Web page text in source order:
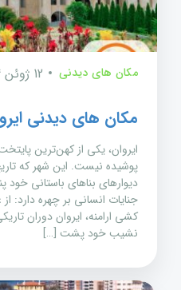
مکان های دیدنی 12 ژوئن 2024
مکان های دیدنی
ایروان، یکی از کهن‌ترین
پوشیده نیست. این شهر که
دیوارهای بناهای باستانی خود
جنایات انسانی بر چهره دارد:
کشی ارامنه، ایروان دوران
نشیب خود پشت […]